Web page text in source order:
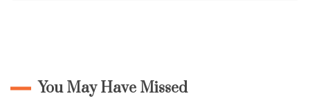
You May Have Missed